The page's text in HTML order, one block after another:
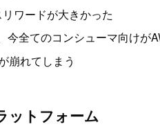
ワードが大きかった
今全てのコンシューマ向けが
崩れてしまう
ットフォーム